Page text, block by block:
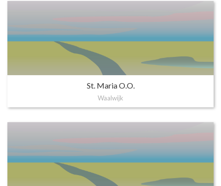
St. Maria O.O.
Waalwijk